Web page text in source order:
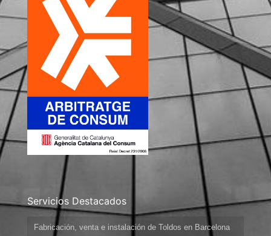
Servicios Destacados
Fabricación, venta e instalación de Toldos en Barcelona